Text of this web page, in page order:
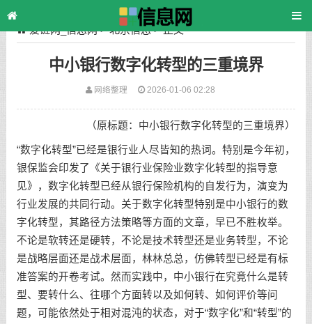
爱链网_信息网>北京信息> 正文
中小银行数字化转型的三重境界
网络整理 2026-01-06 02:28
（原标题：中小银行数字化转型的三重境界）
“数字化转型”已经是银行业人尽皆知的热词。特别是今年初，
银保监会印发了《关于银行业保险业数字化转型的指导意
见》，数字化转型已经从银行保险机构的自发行为，演变为
行业发展的共同行动。关于数字化转型特别是中小银行的数
字化转型，其路径方法策略等方面的文章，早已不胜枚举。
不论是软转还是硬转，不论是技术转型还是业务转型，不论
是战略层面还是战术层面，林林总总，仿佛转型已经是有标
准答案的开卷考试。然而实践中，中小银行在究竟什么是转
型、要转什么、往哪个方面转以及如何转、如何评价等问
题，可能依然处于相对混沌的状态，对于“数字化”和“转型”的